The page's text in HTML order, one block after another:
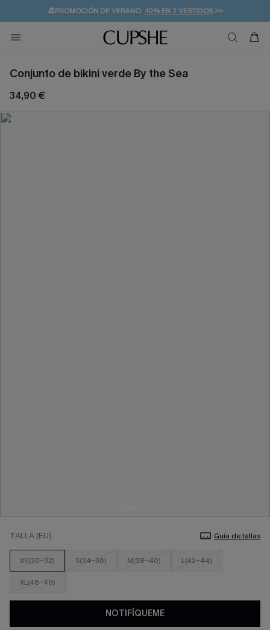
👒PROMOCIÓN DE VERANO:-10% EN 2 VESTIDOS>>
💌¡SUSCRIBIRSE & GANAR -10% EXTRA!
🚚ENVÍO GRATUITO A PARTIR DE 49 € >>
Conjunto de bikini verde By the Sea
34,90 €
TALLA (EU) Guía de tallas
XS(30-32) S(34-36) M(38-40) L(42-44)
XL(46-48)
NOTIFÍQUEME